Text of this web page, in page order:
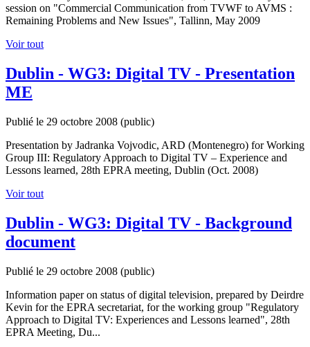
session on "Commercial Communication from TVWF to AVMS :
Remaining Problems and New Issues", Tallinn, May 2009
Voir tout
Dublin - WG3: Digital TV - Presentation
ME
Publié le 29 octobre 2008 (public)
Presentation by Jadranka Vojvodic, ARD (Montenegro) for Working
Group III: Regulatory Approach to Digital TV – Experience and
Lessons learned, 28th EPRA meeting, Dublin (Oct. 2008)
Voir tout
Dublin - WG3: Digital TV - Background
document
Publié le 29 octobre 2008 (public)
Information paper on status of digital television, prepared by Deirdre
Kevin for the EPRA secretariat, for the working group "Regulatory
Approach to Digital TV: Experiences and Lessons learned", 28th
EPRA Meeting, Du...